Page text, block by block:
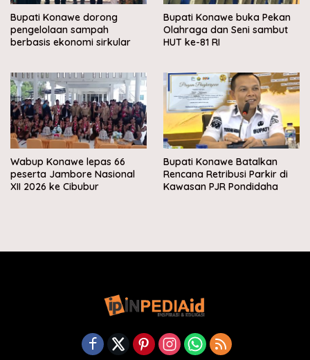
Bupati Konawe dorong
pengelolaan sampah
berbasis ekonomi sirkular
Bupati Konawe buka Pekan
Olahraga dan Seni sambut
HUT ke-81 RI
Wabup Konawe lepas 66
peserta Jambore Nasional
XII 2026 ke Cibubur
Bupati Konawe Batalkan
Rencana Retribusi Parkir di
Kawasan PJR Pondidaha